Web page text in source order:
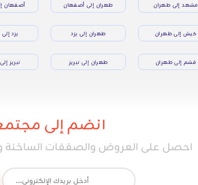
مشهد إلى طهران طهران إلى أصفهان أصفهان
كيش إلى طهران طهران إلى يزد يزد
قشم إلى طهران طهران إلى تبريز تبريز
انضم إلى
احصل على العروض والصفقات الساخنة